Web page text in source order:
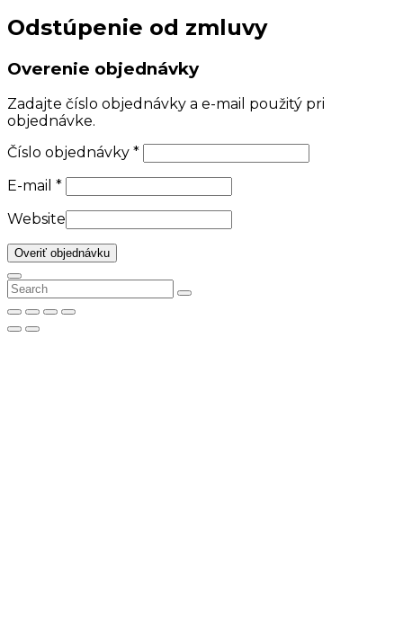
Odstúpenie od zmluvy
Overenie objednávky
Zadajte číslo objednávky a e-mail použitý pri
objednávke.
Číslo objednávky *
E-mail *
Website
Overiť objednávku